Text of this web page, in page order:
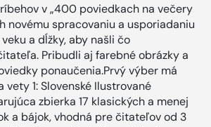
v „400 poviedkach na večery
novému spracovaniu a usporiadaniu
a dĺžky, aby našli čo
Pribudli aj farebné obrázky a
ponaučenia.Prvý výber má
vety 1: Slovenské Ilustrované
zbierka 17 klasických a menej
a bájok, vhodná pre čitateľov od 3